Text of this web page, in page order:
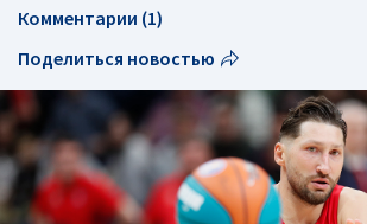
Комментарии (1)
Поделиться новостью